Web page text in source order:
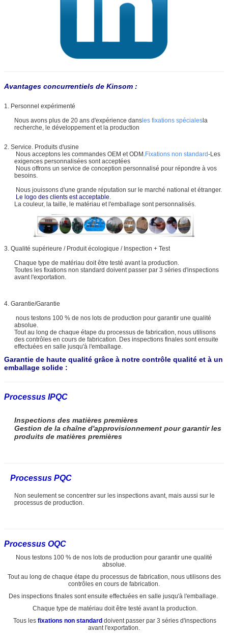
Avantages concurrentiels de Kinsom :
1. Personnel expérimenté
Nous avons plus de 20 ans d'expérience dans les fixations spéciales la
recherche, le développement et la production
2. Service. Produits d'usine
Nous acceptons les commandes OEM et ODM.Fixations non standard-Les
exigences personnalisées sont acceptées
Nous offrons un service de conception personnalisé pour répondre à vos
besoins.
Nous jouissons d'une grande réputation sur le marché national et étranger.
Le logo des clients est acceptable.
La couleur, la taille, le matériau et l'emballage sont personnalisés.
3. Qualité supérieure / Produit écologique / Inspection + Test
Chaque type de matériau doit être testé avant la production.
Toutes les fixations non standard doivent passer par 3 séries d'inspections
avant l'exportation.
4. Garantie/Garantie
nous testons 100 % de nos lots de production pour garantir une qualité
absolue.
Tout au long de chaque étape du processus de fabrication, nous utilisons
des contrôles en cours de fabrication. Des inspections finales sont ensuite
effectuées en salle jusqu'à l'emballage.
Garantie de haute qualité grâce à notre contrôle qualité et à un
emballage solide :
Processus IPQC
Inspections des matières premières
Gestion de la chaîne d'approvisionnement pour garantir les
produits de matières premières
Processus PQC
Non seulement se concentrer sur les inspections avant, mais aussi sur le
processus de production.
Processus OQC
Nous testons 100 % de nos lots de production pour garantir une qualité
absolue.
Tout au long de chaque étape du processus de fabrication, nous utilisons des
contrôles en cours de fabrication.
Des inspections finales sont ensuite effectuées en salle jusqu'à l'emballage.
Chaque type de matériau doit être testé avant la production.
Tous les fixations non standard doivent passer par 3 séries d'inspections
avant l'exportation.